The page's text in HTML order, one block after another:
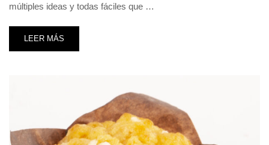
múltiples ideas y todas fáciles que …
LEER MÁS